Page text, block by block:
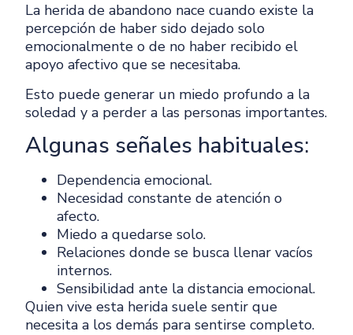
La herida de abandono nace cuando existe la
percepción de haber sido dejado solo
emocionalmente o de no haber recibido el
apoyo afectivo que se necesitaba.
Esto puede generar un miedo profundo a la
soledad y a perder a las personas importantes.
Algunas señales habituales:
Dependencia emocional.
Necesidad constante de atención o
afecto.
Miedo a quedarse solo.
Relaciones donde se busca llenar vacíos
internos.
Sensibilidad ante la distancia emocional.
Quien vive esta herida suele sentir que
necesita a los demás para sentirse completo.